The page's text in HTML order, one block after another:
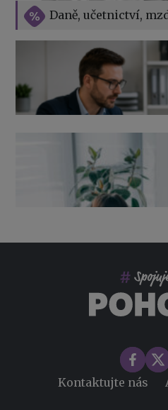
Daně, učetnictví,
Vše o překážkách v práci na
Výpověď ze zdravotních
zaměstnavatele
Kontaktujte nás